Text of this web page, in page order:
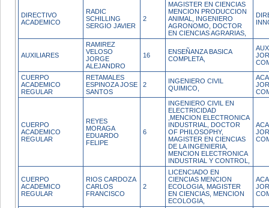
DIRECTIVO
ACADEMICO
RADIC
SCHILLING
SERGIO JAVIER
2
MAGISTER EN CIENCIAS
MENCION PRODUCCION
ANIMAL, INGENIERO
AGRONOMO, DOCTOR
EN CIENCIAS AGRARIAS,
AUXILIARES
RAMIREZ
VELOSO
JORGE
ALEJANDRO
16
ENSEÑANZA BASICA
COMPLETA,
CUERPO
ACADEMICO
REGULAR
RETAMALES
ESPINOZA JOSE
SANTOS
2
INGENIERO CIVIL
QUIMICO,
CUERPO
ACADEMICO
REGULAR
REYES
MORAGA
EDUARDO
FELIPE
6
INGENIERO CIVIL EN
ELECTRICIDAD
,MENCION ELECTRONICA
INDUSTRIAL, DOCTOR
OF PHILOSOPHY,
MAGISTER EN CIENCIAS
DE LA INGENIERIA,
MENCION ELECTRONICA
INDUSTRIAL Y CONTROL,
CUERPO
ACADEMICO
REGULAR
RIOS CARDOZA
CARLOS
FRANCISCO
2
LICENCIADO EN
CIENCIAS MENCION
ECOLOGIA, MAGISTER
EN CIENCIAS, MENCION
ECOLOGIA,